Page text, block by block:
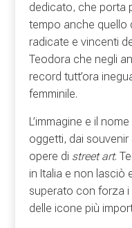
dedicato, che porta
tempo anche quello
radicate e vincenti
Teodora che negli
record tutt’ora
femminile.
L’immagine e il
oggetti, dai souvenir
opere di street art.
in Italia e non lasciò
superato con forza i
delle icone più